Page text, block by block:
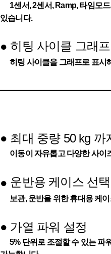
1센서, 2센서, Ramp, 타임모
있습니다.
● 히팅 사이클 그래
히팅 사이클을 그래프로 표시
● 최대 중량 50 kg
이동이 자유롭고 다양한 사이
● 운반용 케이스 선
보관, 운반을 위한 휴대용 케
● 가열 파워 설정
5% 단위로 조절할 수 있는 파